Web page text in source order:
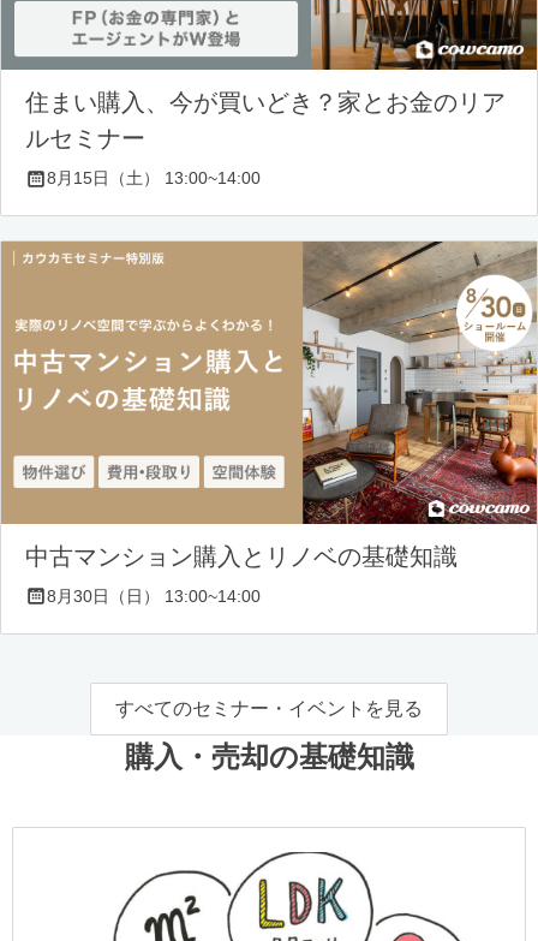
住まい購入、今が買いどき？家とお金のリア
ルセミナー
8月15日（土） 13:00~14:00
中古マンション購入とリノベの基礎知識
8月30日（日） 13:00~14:00
すべてのセミナー・イベントを見る
購入・売却の基礎知識